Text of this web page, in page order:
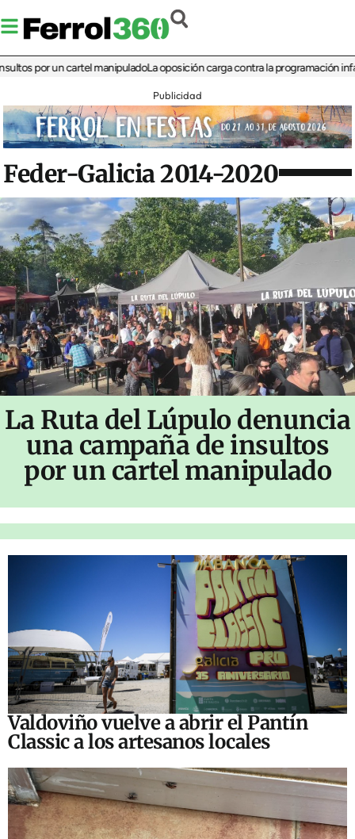
por un cartel manipuladoLa oposición carga contra la programación infantil
Publicidad
Feder-Galicia 2014-2020
La Ruta del Lúpulo denuncia
una campaña de insultos
por un cartel manipulado
Valdoviño vuelve a abrir el Pantín
Classic a los artesanos locales